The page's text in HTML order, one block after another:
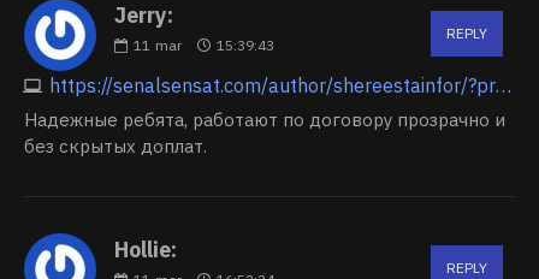
Jerry:
11 mar 15:39:43
https://senalsensat.com/author/shereestainfor/?profile=true
REPLY
Надежные ребята, работают по договору прозрачно и
без скрытых доплат.
Hollie:
REPLY